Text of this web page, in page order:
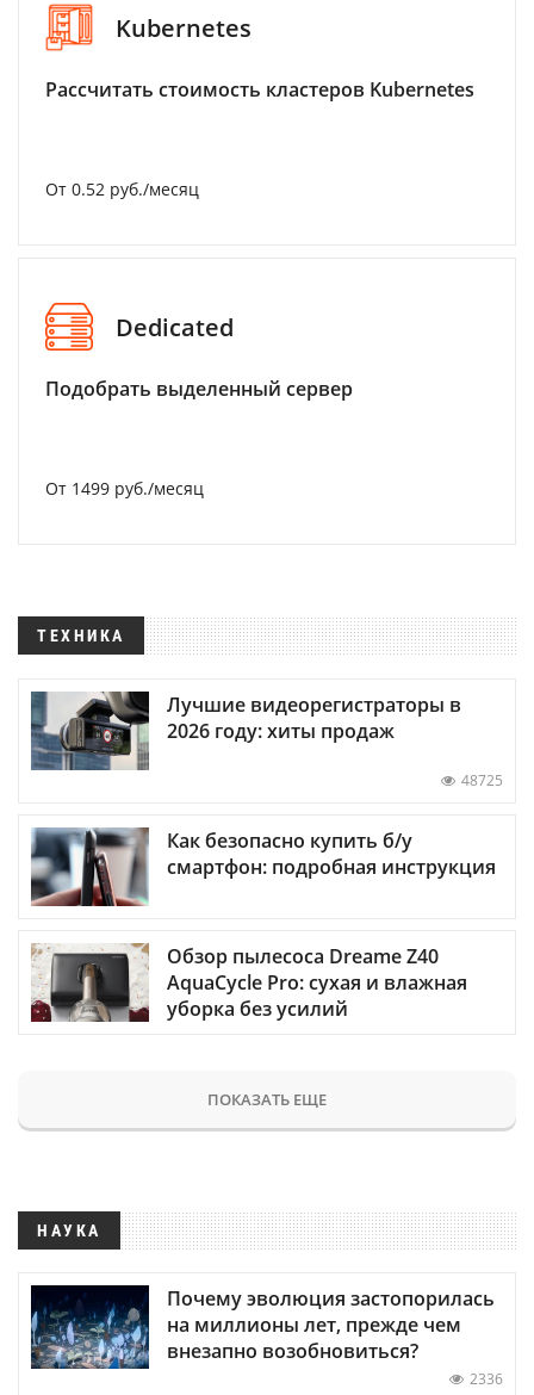
Kubernetes
Рассчитать стоимость кластеров Kubernetes
От 0.52 руб./месяц
Dedicated
Подобрать выделенный сервер
От 1499 руб./месяц
ТЕХНИКА
Лучшие видеорегистраторы в
2026 году: хиты продаж
48725
Как безопасно купить б/у
смартфон: подробная инструкция
Обзор пылесоса Dreame Z40
AquaCycle Pro: сухая и влажная
уборка без усилий
ПОКАЗАТЬ ЕЩЕ
НАУКА
Почему эволюция застопорилась
на миллионы лет, прежде чем
внезапно возобновиться?
2336